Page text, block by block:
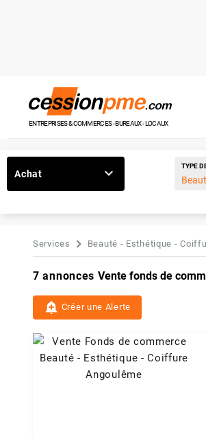
ENTREPRISES & COMMERCES - BUREAUX - LOCAUX
Achat
TYPE
Services Beauté - Esthétique -
7 annonces Vente fonds de
add_alert Créer une Alerte